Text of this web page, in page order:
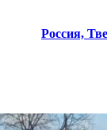
Россия,